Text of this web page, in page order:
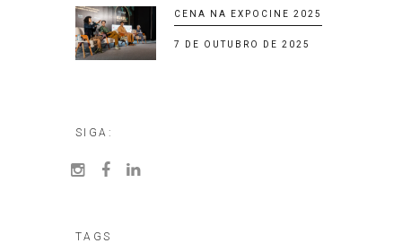
CENA NA EXPOCINE 2025
7 DE OUTUBRO DE 2025
SIGA:
TAGS